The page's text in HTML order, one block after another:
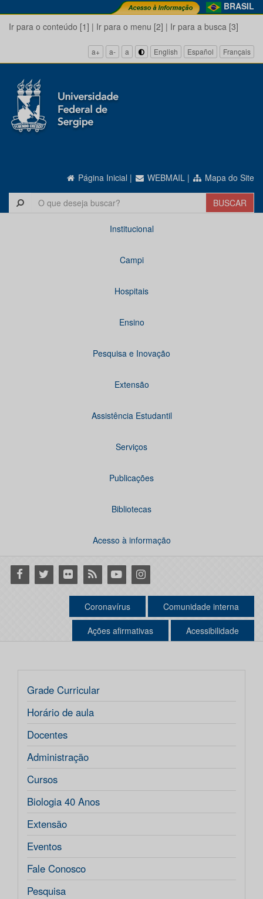
BRASIL
Ir para o conteúdo [1] | Ir para o menu [2] | Ir para a busca [3]
a+ a- a English Español Français
Página Inicial | WEBMAIL | Mapa do Site
Institucional
Campi
Hospitais
Ensino
Pesquisa e Inovação
Extensão
Assistência Estudantil
Serviços
Publicações
Bibliotecas
Acesso à informação
Facebook
Twitter Flickr RSS YoutubeInstagram
Coronavírus Comunidade interna
Ações afirmativas Acessibilidade
Grade Curricular
Horário de aula
Docentes
Administração
Cursos
Biologia 40 Anos
Extensão
Eventos
Fale Conosco
Pesquisa